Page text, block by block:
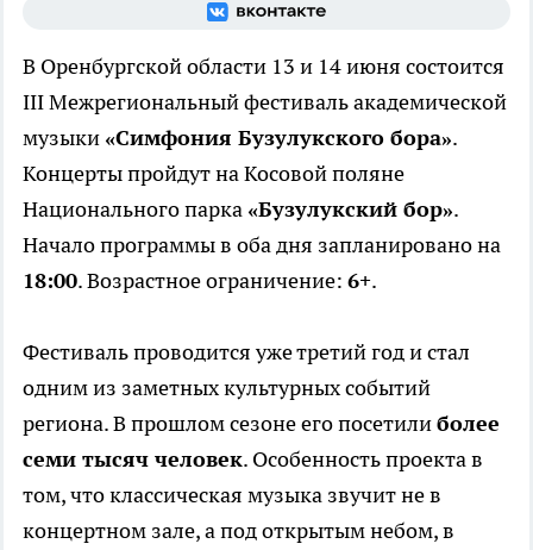
В Оренбургской области 13 и 14 июня состоится
III Межрегиональный фестиваль академической
музыки «Симфония Бузулукского бора».
Концерты пройдут на Косовой поляне
Национального парка «Бузулукский бор».
Начало программы в оба дня запланировано на
18:00. Возрастное ограничение: 6+.
Фестиваль проводится уже третий год и стал
одним из заметных культурных событий
региона. В прошлом сезоне его посетилиболее
семи тысяч человек. Особенность проекта в
том, что классическая музыка звучит не в
концертном зале, а под открытым небом, в